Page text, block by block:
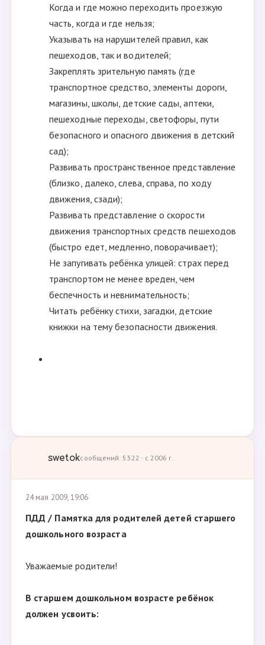
Когда и где можно переходить проезжую
часть, когда и где нельзя;
Указывать на нарушителей правил, как
пешеходов, так и водителей;
Закреплять зрительную память (где
транспортное средство, элементы дороги,
магазины, школы, детские сады, аптеки,
пешеходные переходы, светофоры, пути
безопасного и опасного движения в детский
сад);
Развивать пространственное представление
(близко, далеко, слева, справа, по ходу
движения, сзади);
Развивать представление о скорости
движения транспортных средств пешеходов
(быстро едет, медленно, поворачивает);
Не запугивать ребёнка улицей: страх перед
транспортом не менее вреден, чем
беспечность и невнимательность;
Читать ребёнку стихи, загадки, детские
книжки на тему безопасности движения.
swetokсообщений: 5322 · с 2006 г.
24 мая 2009, 19:06
ПДД / Памятка для родителей детей старшего
дошкольного возраста
Уважаемые родители!
В старшем дошкольном возрасте ребёнок
должен усвоить: